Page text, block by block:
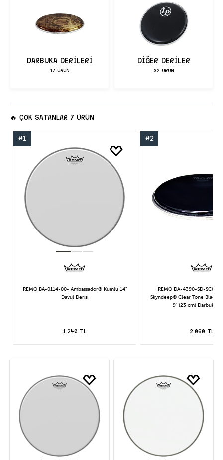
DARBUKA DERİLERİ
17 ÜRÜN
DİĞER DERİLER
32 ÜRÜN
🔥 ÇOK SATANLAR 7 ÜRÜN
#1
REMO BA-0114-00- Ambassador® Kumlu 14"
Davul Derisi
1.240 TL
#2
REMO DA-4390-SD-SC053
Skyndeep® Clear Tone Black
9" (23 cm) Darbuka
2.060 TL